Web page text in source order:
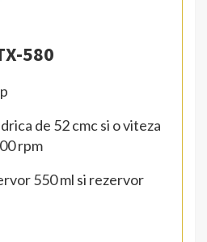
580
de 52 cmc si o viteza
rpm
550 ml si rezervor